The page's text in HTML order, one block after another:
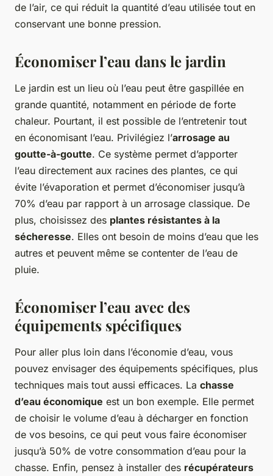
de l’air, ce qui réduit la quantité d’eau utilisée tout en
conservant une bonne pression.
Économiser l’eau dans le jardin
Le jardin est un lieu où l’eau peut être gaspillée en
grande quantité, notamment en période de forte
chaleur. Pourtant, il est possible de l’entretenir tout
en économisant l’eau. Privilégiez l’arrosage au
goutte-à-goutte. Ce système permet d’apporter
l’eau directement aux racines des plantes, ce qui
évite l’évaporation et permet d’économiser jusqu’à
70% d’eau par rapport à un arrosage classique. De
plus, choisissez des plantes résistantes à la
sécheresse. Elles ont besoin de moins d’eau que les
autres et peuvent même se contenter de l’eau de
pluie.
Économiser l’eau avec des
équipements spécifiques
Pour aller plus loin dans l’économie d’eau, vous
pouvez envisager des équipements spécifiques, plus
techniques mais tout aussi efficaces. La chasse
d’eau économique est un bon exemple. Elle permet
de choisir le volume d’eau à décharger en fonction
de vos besoins, ce qui peut vous faire économiser
jusqu’à 50% de votre consommation d’eau pour la
chasse. Enfin, pensez à installer des récupérateurs